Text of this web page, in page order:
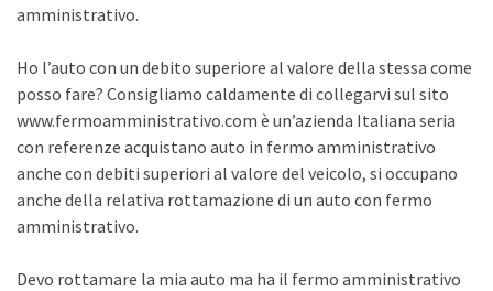
amministrativo.
Ho l’auto con un debito superiore al valore della stessa come
posso fare? Consigliamo caldamente di collegarvi sul sito
www.fermoamministrativo.com è un’azienda Italiana seria
con referenze acquistano auto in fermo amministrativo
anche con debiti superiori al valore del veicolo, si occupano
anche della relativa rottamazione di un auto con fermo
amministrativo.
Devo rottamare la mia auto ma ha il fermo amministrativo